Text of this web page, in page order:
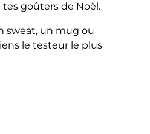
goûters de Noël.
sweat, un mug ou
le testeur le plus